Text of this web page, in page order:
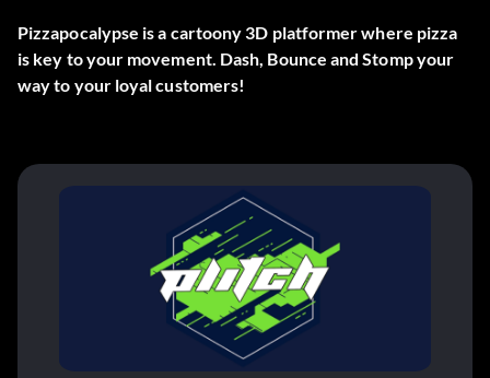
Pizzapocalypse is a cartoony 3D platformer where pizza
is key to your movement. Dash, Bounce and Stomp your
way to your loyal customers!